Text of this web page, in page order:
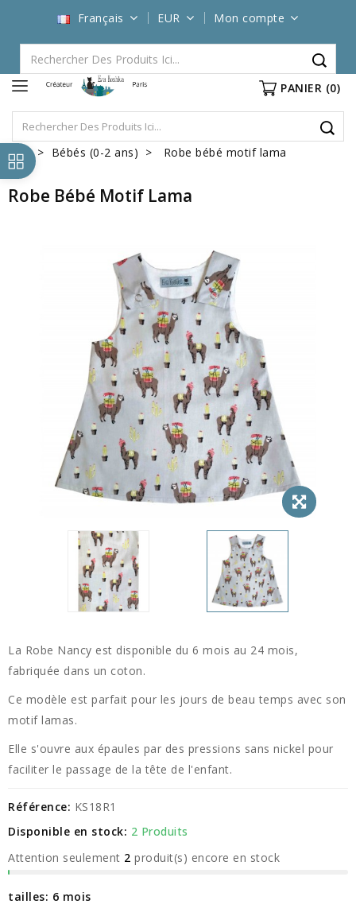
Français EUR Mon compte
PANIER (0)
Bébés (0-2 ans) Robe bébé motif lama
Robe Bébé Motif Lama
La Robe Nancy est disponible du 6 mois au 24 mois,
fabriquée dans un coton.
Ce modèle est parfait pour les jours de beau temps avec son
motif lamas.
Elle s'ouvre aux épaules par des pressions sans nickel pour
faciliter le passage de la tête de l'enfant.
Référence: KS18R1
Disponible en stock: 2 Produits
Attention seulement 2 produit(s) encore en stock
tailles: 6 mois